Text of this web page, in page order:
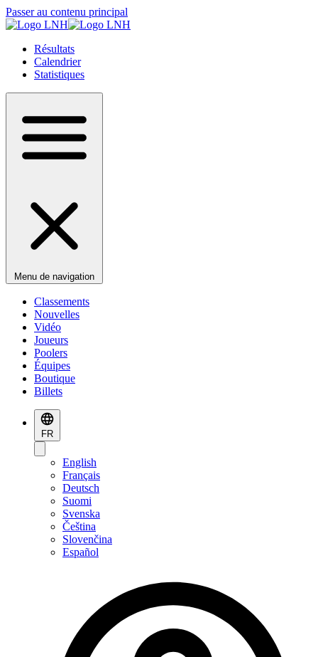
Passer au contenu principal
Résultats
Calendrier
Statistiques
Menu de navigation
Classements
Nouvelles
Vidéo
Joueurs
Poolers
Équipes
Boutique
Billets
FR
English
Français
Deutsch
Suomi
Svenska
Čeština
Slovenčina
Español